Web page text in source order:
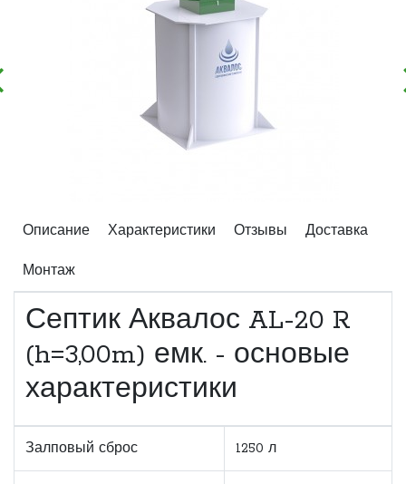
Описание Характеристики Отзывы Доставка
Монтаж
Септик Аквалос AL-20 R
(h=3,00m) емк. - основые
характеристики
Залповый сброс 1250 л